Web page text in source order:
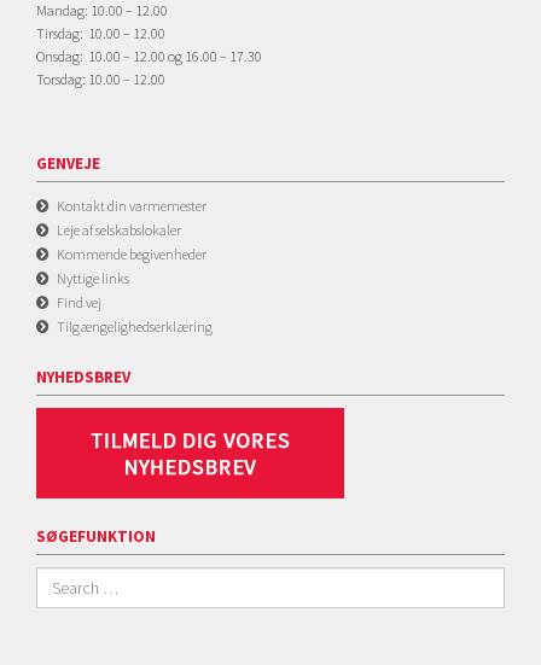
Mandag: 10.00 – 12.00
Tirsdag: 10.00 – 12.00
Onsdag: 10.00 – 12.00 og 16.00 – 17.30
Torsdag: 10.00 – 12.00
GENVEJE
Kontakt din varmemester
Leje af selskabslokaler
Kommende begivenheder
Nyttige links
Find vej
Tilgængelighedserklæring
NYHEDSBREV
SØGEFUNKTION